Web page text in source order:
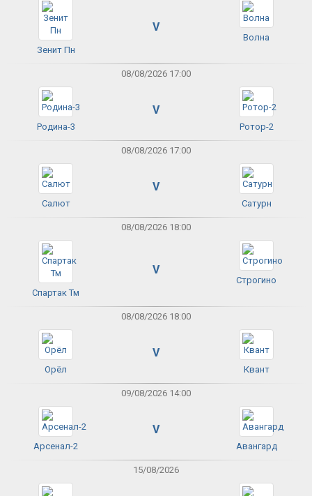
Зенит Пн
V
Волна
08/08/2026 17:00
Родина-3
V
Ротор-2
08/08/2026 17:00
Салют
V
Сатурн
08/08/2026 18:00
Спартак Тм
V
Строгино
08/08/2026 18:00
Орёл
V
Квант
09/08/2026 14:00
Арсенал-2
V
Авангард
15/08/2026